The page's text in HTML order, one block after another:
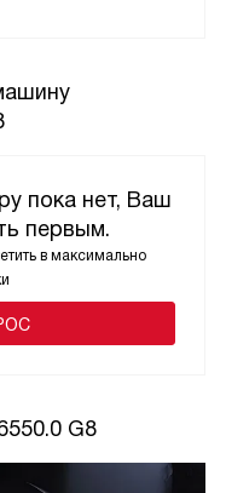
пока нет, Ваш
первым.
в максимально
G8